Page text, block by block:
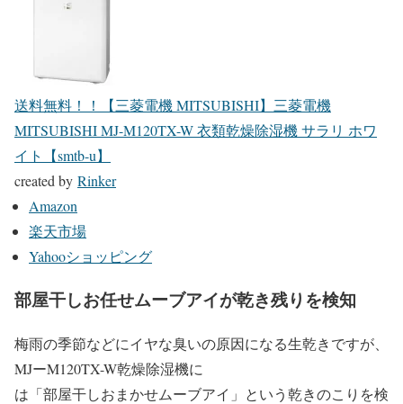
送料無料！！【三菱電機 MITSUBISHI】三菱電機
MITSUBISHI MJ-M120TX-W 衣類乾燥除湿機 サラリ ホワ
イト【smtb-u】
created by Rinker
Amazon
楽天市場
Yahooショッピング
部屋干しお任せムーブアイが乾き残りを検知
梅雨の季節などにイヤな臭いの原因になる生乾きですが、
MJーM120TX-W乾燥除湿機に
は「部屋干しおまかせムーブアイ」という乾きのこりを検